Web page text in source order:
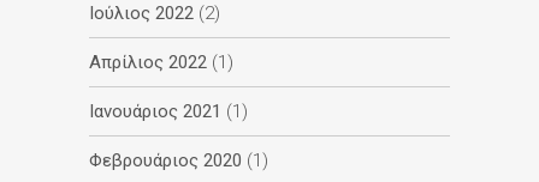
Ιούλιος 2022 (2)
Απρίλιος 2022 (1)
Ιανουάριος 2021 (1)
Φεβρουάριος 2020 (1)